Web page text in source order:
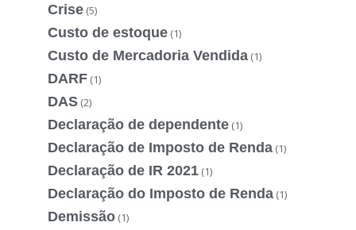
Crise (5)
Custo de estoque (1)
Custo de Mercadoria Vendida (1)
DARF (1)
DAS (2)
Declaração de dependente (1)
Declaração de Imposto de Renda (1)
Declaração de IR 2021 (1)
Declaração do Imposto de Renda (1)
Demissão (1)